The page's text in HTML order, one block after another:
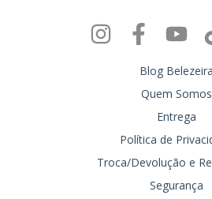
Blog Belezeira
Quem Somos
Entrega
Política de
Troca/Devolução e
Segurança